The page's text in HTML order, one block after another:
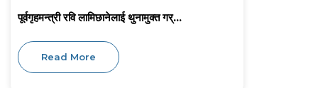
पूर्वगृहमन्त्री रवि लामिछानेलाई थुनामुक्त गर्...
Read More